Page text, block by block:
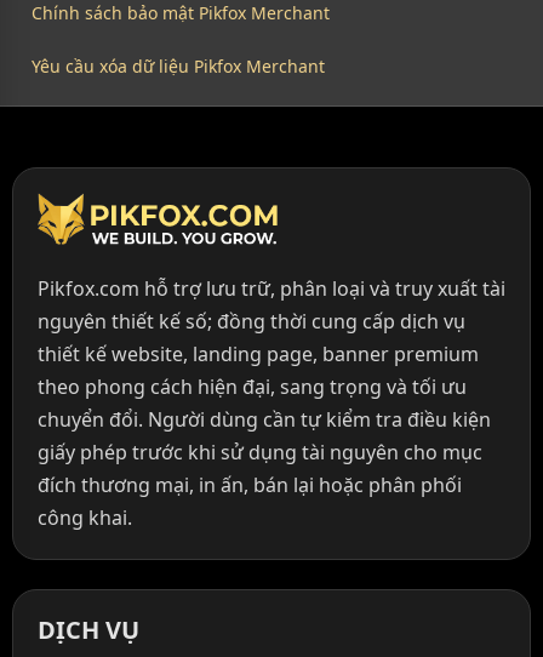
Chính sách bảo mật Pikfox Merchant
Yêu cầu xóa dữ liệu Pikfox Merchant
Pikfox.com hỗ trợ lưu trữ, phân loại và truy xuất tài
nguyên thiết kế số; đồng thời cung cấp dịch vụ
thiết kế website, landing page, banner premium
theo phong cách hiện đại, sang trọng và tối ưu
chuyển đổi. Người dùng cần tự kiểm tra điều kiện
giấy phép trước khi sử dụng tài nguyên cho mục
đích thương mại, in ấn, bán lại hoặc phân phối
công khai.
DỊCH VỤ